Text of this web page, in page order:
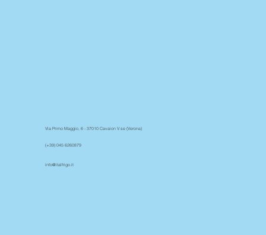
Via Primo Maggio, 6 - 37010 Cavaion V.se (Verona)
(+39) 045 6260879
info@italfrigo.it